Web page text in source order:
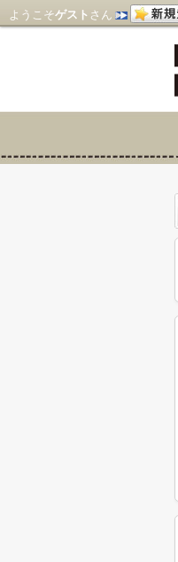
ようこそゲスト さん